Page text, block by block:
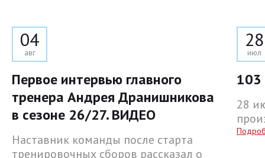
04
авг
Первое интервью главного
тренера Андрея Дранишникова
в сезоне 26/27. ВИДЕО
Наставник команды после старта
тренировочных сборов рассказал о
28
июл
103
28